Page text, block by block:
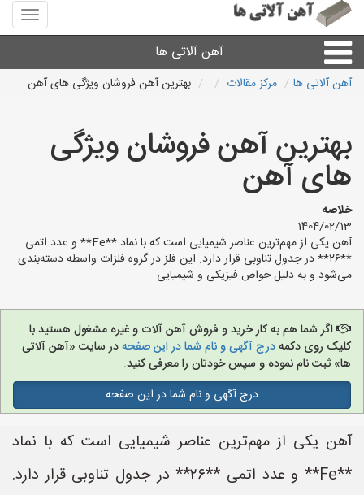
منوی
سایت
آلاتی
ها
آهن آلاتی ها
ورق
سایر آهن آلات
آهن آلاتی ها مرکز مقالات بهترین آهن فروشان ویژگی های آهن
بهترین آهن فروشان ویژگی
های آهن
خلاصه
1404/02/13
آهن یکی از مهم‌ترین عناصر شیمیایی است که با نماد **Fe** و عدد اتمی
**۲۶** در جدول تناوبی قرار دارد. این فلز در گروه فلزات واسطه دسته‌بندی
می‌شود و به دلیل خواص فیزیکی و شیمیایی
اگر شما هم به کار خرید و فروش آهن آلات و غیره مشغول هستید با
کلیک روی دکمهدرج آگهی و نام شما در این صفحهدر سایت «آهن آلاتی
ها» ثبت نام نموده و سپس خودتان را معرفی کنید.
درج آگهی و نام شما در این صفحه
آهن یکی از مهم‌ترین عناصر شیمیایی است که با نماد
**Fe** و عدد اتمی **۲۶** در جدول تناوبی قرار دارد.